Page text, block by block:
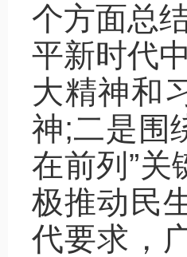
个方面总
平新时代
大精神和
神;二是围
在前列”
极推动民
代要求，